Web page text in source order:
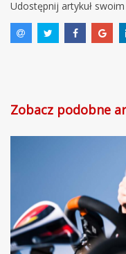
Udostępnij artykuł
Zobacz podobne